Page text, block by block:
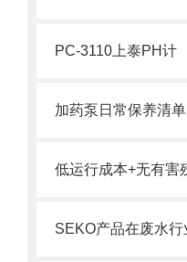
PC-3110上泰PH计
加药泵日常保养清单
SEKO产品在废水行